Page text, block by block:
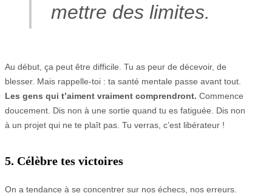
mettre des limites.
Au début, ça peut être difficile. Tu as peur de décevoir, de
blesser. Mais rappelle-toi : ta santé mentale passe avant tout.
Les gens qui t’aiment vraiment comprendront. Commence
doucement. Dis non à une sortie quand tu es fatiguée. Dis non
à un projet qui ne te plaît pas. Tu verras, c’est libérateur !
5. Célèbre tes victoires
On a tendance à se concentrer sur nos échecs, nos erreurs.